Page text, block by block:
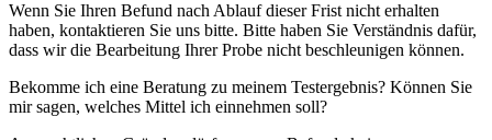
Wenn Sie Ihren Befund nach Ablauf dieser Frist nicht erhalten
haben, kontaktieren Sie uns bitte. Bitte haben Sie Verständnis dafür,
dass wir die Bearbeitung Ihrer Probe nicht beschleunigen können.
Bekomme ich eine Beratung zu meinem Testergebnis? Können Sie
mir sagen, welches Mittel ich einnehmen soll?